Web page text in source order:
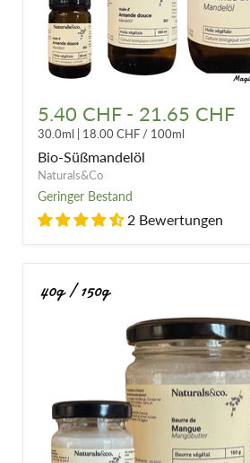
Süßmandelöl
5.40 CHF- 21.65 CHF
30.0ml 18.00 CHF / 100ml
Bio-Süßmandelöl
Naturals&Co
Geringer Bestand
2 Bewertungen